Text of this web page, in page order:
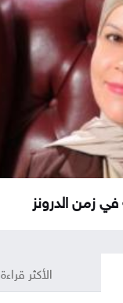
زمن الدرونز
الأكثر قراءة